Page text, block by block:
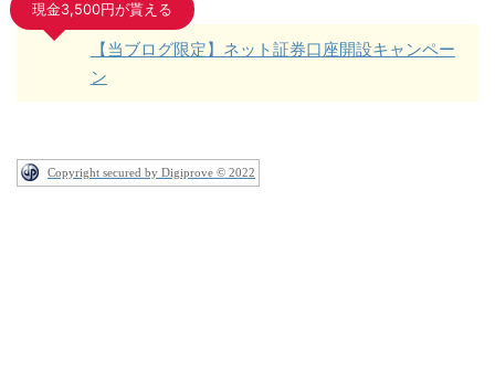
現金3,500円が貰える
【当ブログ限定】ネット証券口座開設キャンペー
ン
Copyright secured by Digiprove © 2022